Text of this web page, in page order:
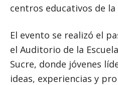
centros educativos de
El evento se realizó el
el Auditorio de la
Sucre, donde jóvenes
ideas, experiencias y